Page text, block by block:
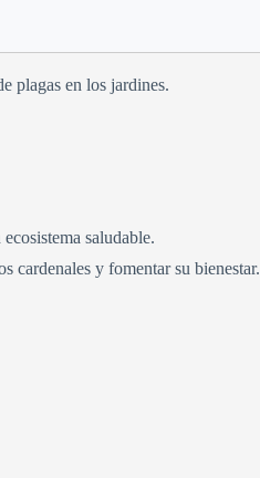
plagas en los jardines.
saludable.
cardenales y fomentar su bienestar.